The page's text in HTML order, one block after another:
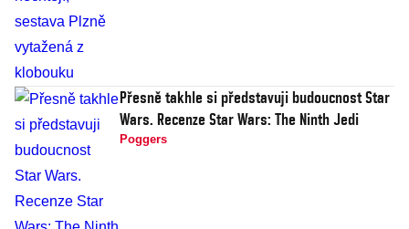
Přesně takhle si představuji budoucnost Star
Wars. Recenze Star Wars: The Ninth Jedi
Poggers